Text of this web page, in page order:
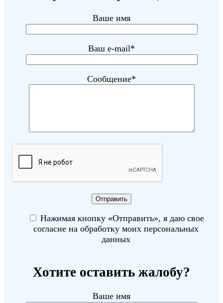
Ваше имя
Ваш e-mail*
Сообщение*
Нажимая кнопку «Отправить», я даю свое
согласие на обработку моих персональных
данных
Хотите оставить жалобу?
Ваше имя